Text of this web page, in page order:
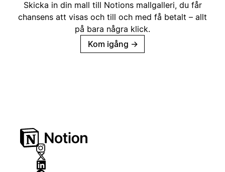
Skicka in din mall till Notions mallgalleri, du får
chansens att visas och till och med få betalt – allt
på bara några klick.
Kom igång →